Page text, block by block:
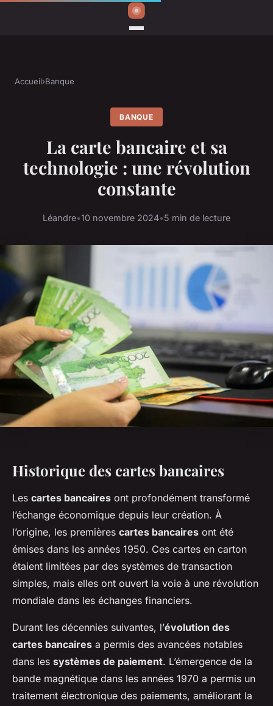
Accueil›Banque
BANQUE
La carte bancaire et sa
technologie : une révolution
constante
Léandre•10 novembre 2024•5 min de lecture
Historique des cartes bancaires
Les cartes bancaires ont profondément transformé
l’échange économique depuis leur création. À
l’origine, les premières cartes bancaires ont été
émises dans les années 1950. Ces cartes en carton
étaient limitées par des systèmes de transaction
simples, mais elles ont ouvert la voie à une révolution
mondiale dans les échanges financiers.
Durant les décennies suivantes, l’évolution des
cartes bancaires a permis des avancées notables
dans les systèmes de paiement. L’émergence de la
bande magnétique dans les années 1970 a permis un
traitement électronique des paiements, améliorant la